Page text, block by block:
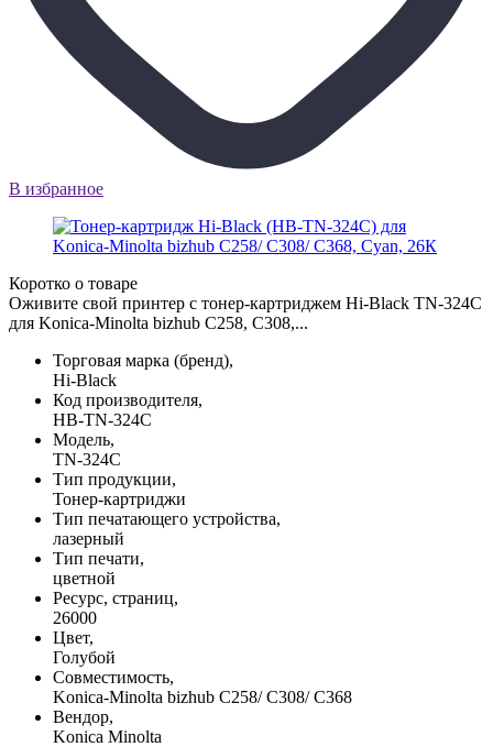
В избранное
Коротко о товаре
Оживите свой принтер с тонер-картриджем Hi-Black TN-324C
для Konica-Minolta bizhub C258, C308,...
Торговая марка (бренд),
Hi-Black
Код производителя,
HB-TN-324C
Модель,
TN-324C
Тип продукции,
Тонер-картриджи
Тип печатающего устройства,
лазерный
Тип печати,
цветной
Ресурс, страниц,
26000
Цвет,
Голубой
Совместимость,
Konica-Minolta bizhub C258/ C308/ C368
Вендор,
Konica Minolta